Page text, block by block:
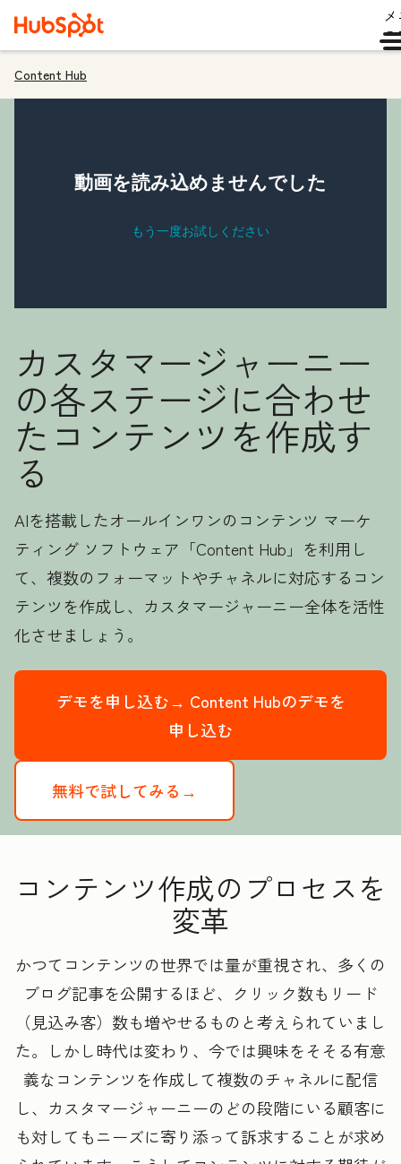
Content Hub
カスタマージャーニー
の各ステージに合わせ
たコンテンツを作成す
る
AIを搭載したオールインワンのコンテンツ マーケ
ティング ソフトウェア「Content Hub」を利用し
て、複数のフォーマットやチャネルに対応するコン
テンツを作成し、カスタマージャーニー全体を活性
化させましょう。
デモを申し込む→ Content Hubのデモを
申し込む
無料で試してみる→
コンテンツ作成のプロセスを
変革
かつてコンテンツの世界では量が重視され、多くの
ブログ記事を公開するほど、クリック数もリード
（見込み客）数も増やせるものと考えられていまし
た。しかし時代は変わり、今では興味をそそる有意
義なコンテンツを作成して複数のチャネルに配信
し、カスタマージャーニーのどの段階にいる顧客に
も対してもニーズに寄り添って訴求することが求め